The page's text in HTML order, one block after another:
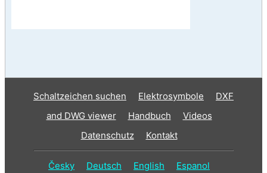
Schaltzeichen suchen Elektrosymbole
DXF
and DWG viewer
Handbuch
Videos
Datenschutz
Kontakt
Česky Deutsch English Espanol